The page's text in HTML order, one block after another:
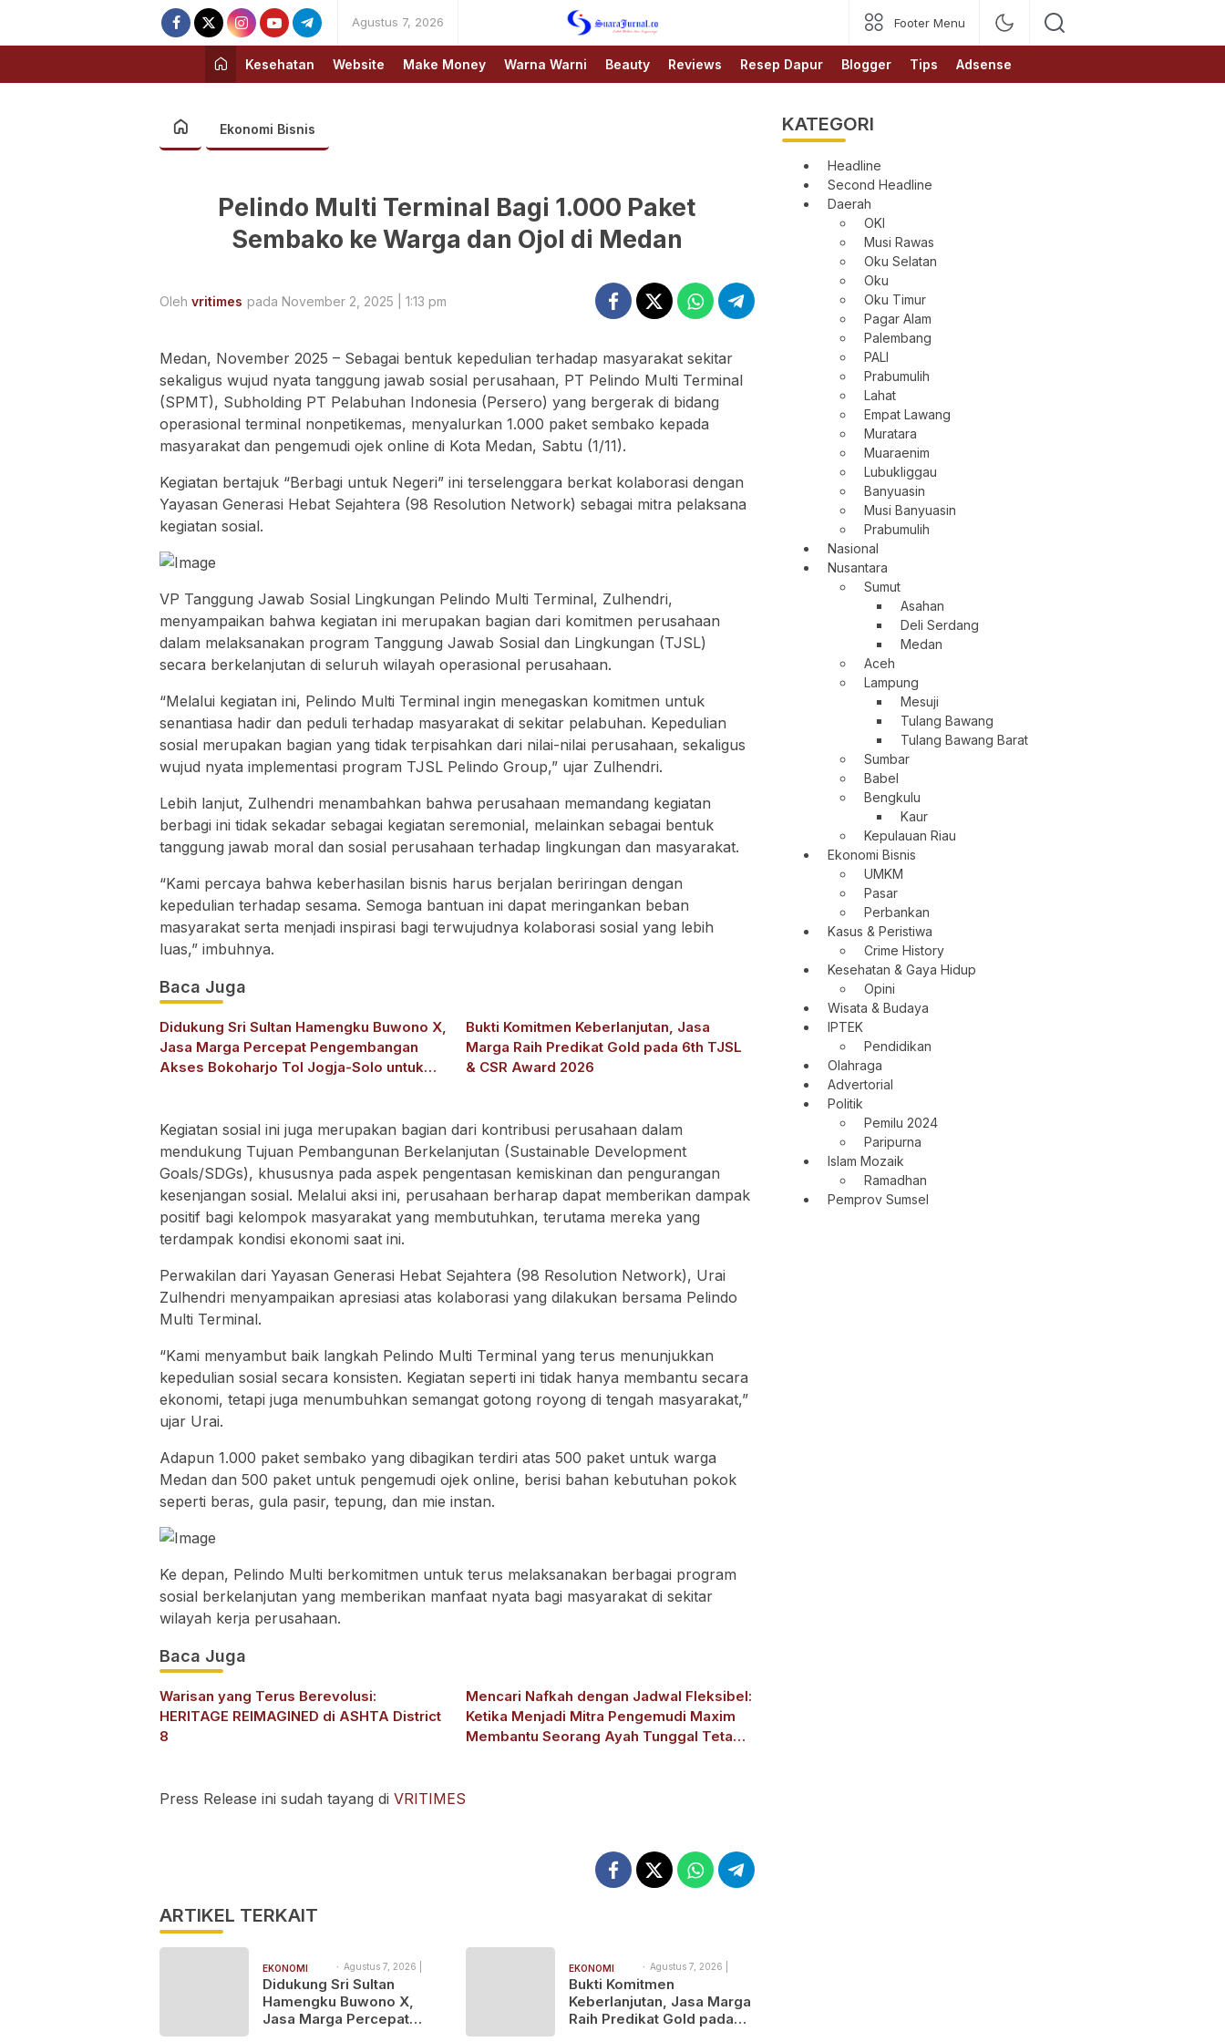
Agustus 7, 2026
SUARAJURNAL.CO
Footer Menu
Kesehatan Website Make Money Warna Warni Beauty Reviews Resep Dapur Blogger Tips Adsense
Ekonomi Bisnis
Pelindo Multi Terminal Bagi 1.000 Paket
Sembako ke Warga dan Ojol di Medan
Oleh vritimes pada November 2, 2025 | 1:13 pm
Medan, November 2025 – Sebagai bentuk kepedulian terhadap masyarakat sekitar
sekaligus wujud nyata tanggung jawab sosial perusahaan, PT Pelindo Multi Terminal
(SPMT), Subholding PT Pelabuhan Indonesia (Persero) yang bergerak di bidang
operasional terminal nonpetikemas, menyalurkan 1.000 paket sembako kepada
masyarakat dan pengemudi ojek online di Kota Medan, Sabtu (1/11).
Kegiatan bertajuk “Berbagi untuk Negeri” ini terselenggara berkat kolaborasi dengan
Yayasan Generasi Hebat Sejahtera (98 Resolution Network) sebagai mitra pelaksana
kegiatan sosial.
VP Tanggung Jawab Sosial Lingkungan Pelindo Multi Terminal, Zulhendri,
menyampaikan bahwa kegiatan ini merupakan bagian dari komitmen perusahaan
dalam melaksanakan program Tanggung Jawab Sosial dan Lingkungan (TJSL)
secara berkelanjutan di seluruh wilayah operasional perusahaan.
“Melalui kegiatan ini, Pelindo Multi Terminal ingin menegaskan komitmen untuk
senantiasa hadir dan peduli terhadap masyarakat di sekitar pelabuhan. Kepedulian
sosial merupakan bagian yang tidak terpisahkan dari nilai-nilai perusahaan, sekaligus
wujud nyata implementasi program TJSL Pelindo Group,” ujar Zulhendri.
Lebih lanjut, Zulhendri menambahkan bahwa perusahaan memandang kegiatan
berbagi ini tidak sekadar sebagai kegiatan seremonial, melainkan sebagai bentuk
tanggung jawab moral dan sosial perusahaan terhadap lingkungan dan masyarakat.
“Kami percaya bahwa keberhasilan bisnis harus berjalan beriringan dengan
kepedulian terhadap sesama. Semoga bantuan ini dapat meringankan beban
masyarakat serta menjadi inspirasi bagi terwujudnya kolaborasi sosial yang lebih
luas,” imbuhnya.
Baca Juga
Didukung Sri Sultan Hamengku Buwono X,
Jasa Marga Percepat Pengembangan
Akses Bokoharjo Tol Jogja-Solo untuk
Bukti Komitmen Keberlanjutan, Jasa
Marga Raih Predikat Gold pada 6th TJSL
& CSR Award 2026
Kegiatan sosial ini juga merupakan bagian dari kontribusi perusahaan dalam
mendukung Tujuan Pembangunan Berkelanjutan (Sustainable Development
Goals/SDGs), khususnya pada aspek pengentasan kemiskinan dan pengurangan
kesenjangan sosial. Melalui aksi ini, perusahaan berharap dapat memberikan dampak
positif bagi kelompok masyarakat yang membutuhkan, terutama mereka yang
terdampak kondisi ekonomi saat ini.
Perwakilan dari Yayasan Generasi Hebat Sejahtera (98 Resolution Network), Urai
Zulhendri menyampaikan apresiasi atas kolaborasi yang dilakukan bersama Pelindo
Multi Terminal.
“Kami menyambut baik langkah Pelindo Multi Terminal yang terus menunjukkan
kepedulian sosial secara konsisten. Kegiatan seperti ini tidak hanya membantu secara
ekonomi, tetapi juga menumbuhkan semangat gotong royong di tengah masyarakat,”
ujar Urai.
Adapun 1.000 paket sembako yang dibagikan terdiri atas 500 paket untuk warga
Medan dan 500 paket untuk pengemudi ojek online, berisi bahan kebutuhan pokok
seperti beras, gula pasir, tepung, dan mie instan.
Ke depan, Pelindo Multi berkomitmen untuk terus melaksanakan berbagai program
sosial berkelanjutan yang memberikan manfaat nyata bagi masyarakat di sekitar
wilayah kerja perusahaan.
Baca Juga
Warisan yang Terus Berevolusi:
HERITAGE REIMAGINED di ASHTA District
8
Mencari Nafkah dengan Jadwal Fleksibel:
Ketika Menjadi Mitra Pengemudi Maxim
Membantu Seorang Ayah Tunggal Tetap
Press Release ini sudah tayang di VRITIMES
ARTIKEL TERKAIT
EKONOMI
BISNIS
Agustus 7, 2026 |
9:27 pm
Didukung Sri Sultan
Hamengku Buwono X,
Jasa Marga Percepat
EKONOMI
BISNIS
Agustus 7, 2026 |
9:19 pm
Bukti Komitmen
Keberlanjutan, Jasa Marga
Raih Predikat Gold pada
KATEGORI
Headline
Second Headline
Daerah
OKI
Musi Rawas
Oku Selatan
Oku
Oku Timur
Pagar Alam
Palembang
PALI
Prabumulih
Lahat
Empat Lawang
Muratara
Muaraenim
Lubukliggau
Banyuasin
Musi Banyuasin
Prabumulih
Nasional
Nusantara
Sumut
Asahan
Deli Serdang
Medan
Aceh
Lampung
Mesuji
Tulang Bawang
Tulang Bawang Barat
Sumbar
Babel
Bengkulu
Kaur
Kepulauan Riau
Ekonomi Bisnis
UMKM
Pasar
Perbankan
Kasus & Peristiwa
Crime History
Kesehatan & Gaya Hidup
Opini
Wisata & Budaya
IPTEK
Pendidikan
Olahraga
Advertorial
Politik
Pemilu 2024
Paripurna
Islam Mozaik
Ramadhan
Pemprov Sumsel